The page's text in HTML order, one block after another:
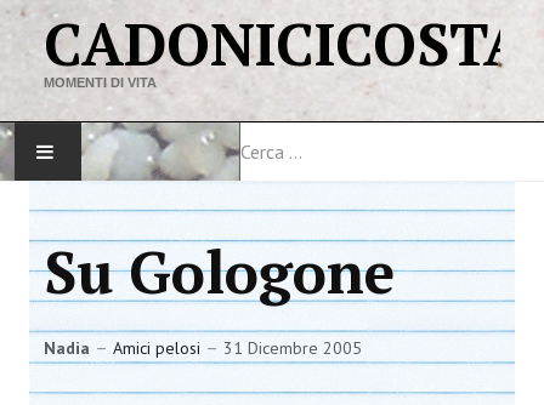
CADONICICOSTA
MOMENTI DI VITA
HOME
MAPPA DEL SITO
VIAGGI
LINK
Su Gologone
Nadia Amici pelosi 31 Dicembre 2005